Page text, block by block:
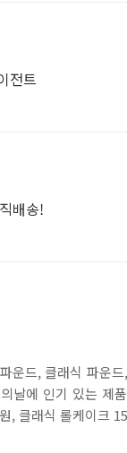
전트
배송!
운드, 클래식 파운
날에 인기 있는 제
, 클래식 롤케이크